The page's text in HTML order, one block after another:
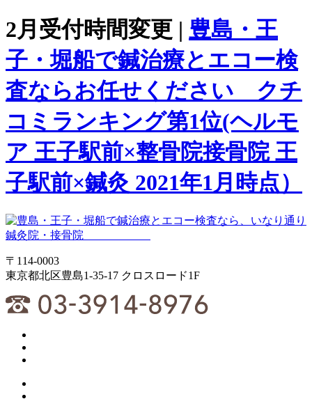
2月受付時間変更 | 豊島・王
子・堀船で鍼治療とエコー検
査ならお任せください クチ
コミランキング第1位(ヘルモ
ア 王子駅前×整骨院接骨院 王
子駅前×鍼灸 2021年1月時点）
〒114-0003
東京都北区豊島1-35-17 クロスロード1F